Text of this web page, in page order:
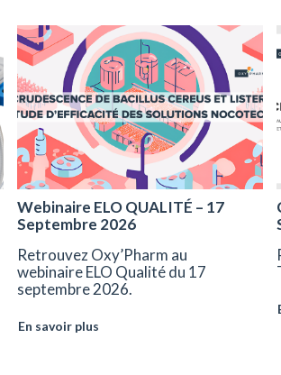
Webinaire ELO QUALITÉ – 17
Septembre 2026
Retrouvez Oxy’Pharm au
webinaire ELO Qualité du 17
septembre 2026.
En savoir plus